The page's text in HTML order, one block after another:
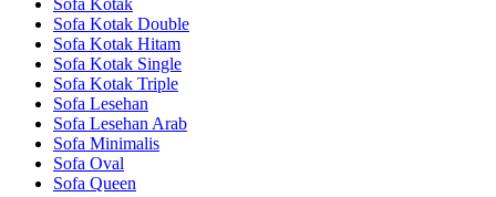
Sofa Kotak
Sofa Kotak Double
Sofa Kotak Hitam
Sofa Kotak Single
Sofa Kotak Triple
Sofa Lesehan
Sofa Lesehan Arab
Sofa Minimalis
Sofa Oval
Sofa Queen